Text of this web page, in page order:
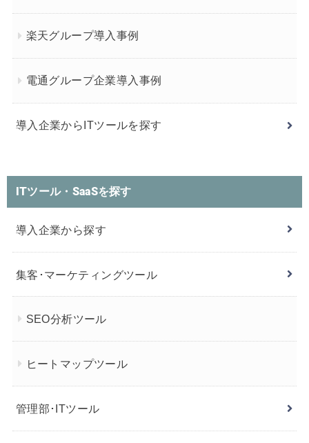
楽天グループ導入事例
電通グループ企業導入事例
導入企業からITツールを探す
ITツール・SaaSを探す
導入企業から探す
集客･マーケティングツール
SEO分析ツール
ヒートマップツール
管理部･ITツール